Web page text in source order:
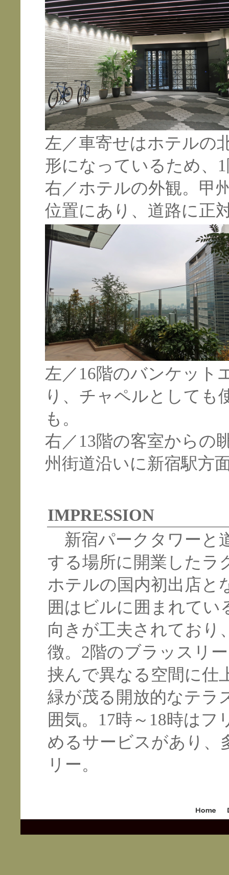
左／車寄せはホテルの
形になっているため、
右／ホテルの外観。甲
位置にあり、道路に正
左／16階のバンケット
り、チャペルとしても
も。
右／13階の客室からの
州街道沿いに新宿駅方
IMPRESSION
新宿パークタワーと
する場所に開業したラ
ホテルの国内初出店と
囲はビルに囲まれてい
向きが工夫されており
徴。2階のブラッスリ
挟んで異なる空間に仕
緑が茂る開放的なテラ
囲気。17時～18時は
めるサービスがあり、
リー。